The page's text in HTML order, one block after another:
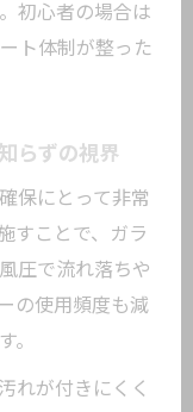
初心者の場合は
ト体制が整った
らずの視界
保にとって非常
すことで、ガラ
圧で流れ落ちや
の使用頻度も減
。
れが付きにくく